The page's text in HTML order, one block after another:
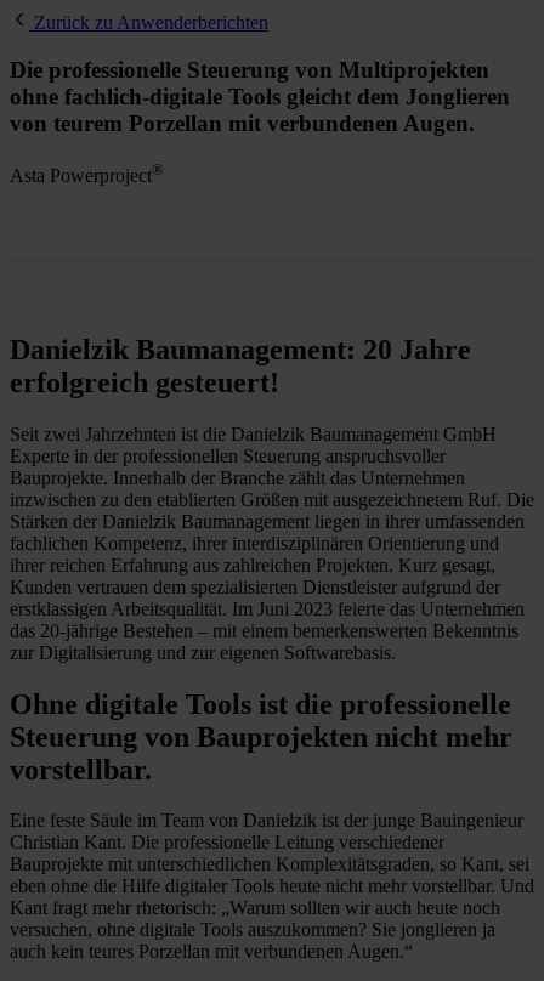
Zurück zu Anwenderberichten
Die professionelle Steuerung von Multiprojekten
ohne fachlich-digitale Tools gleicht dem Jonglieren
von teurem Porzellan mit verbundenen Augen.
Asta Powerproject®
Danielzik Baumanagement: 20 Jahre
erfolgreich gesteuert!
Seit zwei Jahrzehnten ist die Danielzik Baumanagement GmbH
Experte in der professionellen Steuerung anspruchsvoller
Bauprojekte. Innerhalb der Branche zählt das Unternehmen
inzwischen zu den etablierten Größen mit ausgezeichnetem Ruf. Die
Stärken der Danielzik Baumanagement liegen in ihrer umfassenden
fachlichen Kompetenz, ihrer interdisziplinären Orientierung und
ihrer reichen Erfahrung aus zahlreichen Projekten. Kurz gesagt,
Kunden vertrauen dem spezialisierten Dienstleister aufgrund der
erstklassigen Arbeitsqualität. Im Juni 2023 feierte das Unternehmen
das 20-jährige Bestehen – mit einem bemerkenswerten Bekenntnis
zur Digitalisierung und zur eigenen Softwarebasis.
Ohne digitale Tools ist die professionelle
Steuerung von Bauprojekten nicht mehr
vorstellbar.
Eine feste Säule im Team von Danielzik ist der junge Bauingenieur
Christian Kant. Die professionelle Leitung verschiedener
Bauprojekte mit unterschiedlichen Komplexitätsgraden, so Kant, sei
eben ohne die Hilfe digitaler Tools heute nicht mehr vorstellbar. Und
Kant fragt mehr rhetorisch: „Warum sollten wir auch heute noch
versuchen, ohne digitale Tools auszukommen? Sie jonglieren ja
auch kein teures Porzellan mit verbundenen Augen.“